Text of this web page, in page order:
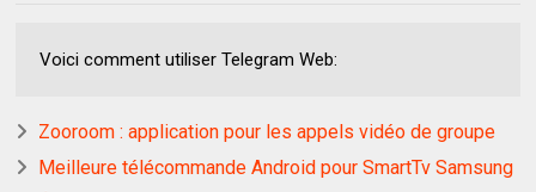
Voici comment utiliser Telegram Web:
Zooroom : application pour les appels vidéo de groupe
Meilleure télécommande Android pour SmartTv Samsung